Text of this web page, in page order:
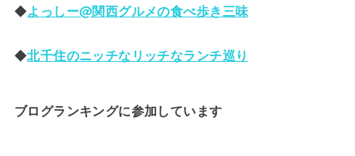
◆よっしー@関西グルメの食べ歩き三味
◆北千住のニッチなリッチなランチ巡り
ブログランキングに参加しています